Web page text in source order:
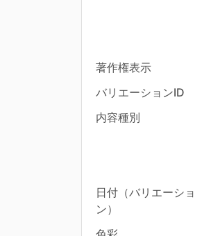
著作権表示
バリエーションID
内容種別
日付（バリエーショ
ン）